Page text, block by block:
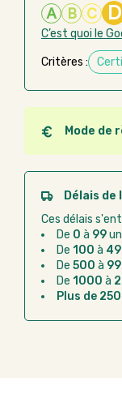
A B C D
C’est quoi le
Critères :
Mode de
Quel que soit
passer
Paiement
Virement
après la
Chorus
administratif
Délais
Ces délais
De 0 à 99
De 100 à
De 500 à
De 1000 à
Plus de